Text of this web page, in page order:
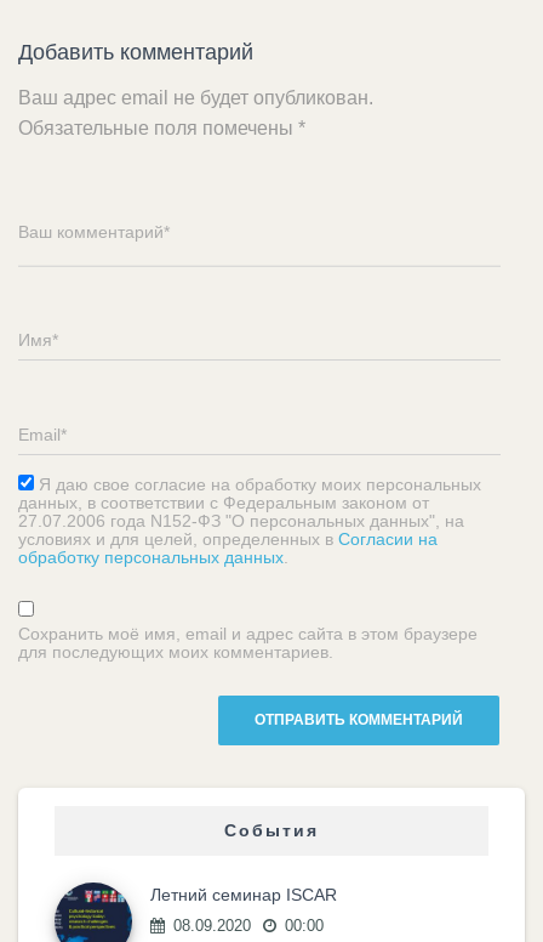
Добавить комментарий
Ваш адрес email не будет опубликован.
Обязательные поля помечены *
Я даю свое согласие на обработку моих персональных
данных, в соответствии с Федеральным законом от
27.07.2006 года N152-ФЗ "О персональных данных", на
условиях и для целей, определенных в Согласии на
обработку персональных данных.
Сохранить моё имя, email и адрес сайта в этом браузере
для последующих моих комментариев.
События
Летний семинар ISCAR
08.09.2020 00:00